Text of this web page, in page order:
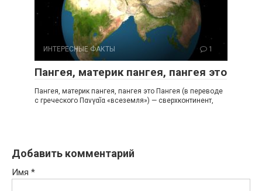
ИНТЕРЕСНЫЕ ФАКТЫ 1
Пангея, материк пангея, пангея это
Пангея, материк пангея, пангея это Пангея (в переводе
с греческого Πανγαῖα «всеземля») — сверхконтинент,
Добавить комментарий
Имя *